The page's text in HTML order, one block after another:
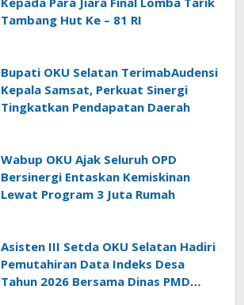
Tambang Hut Ke – 81 RI
Bupati OKU Selatan TerimabAudensi
Kepala Samsat, Perkuat Sinergi
Tingkatkan Pendapatan Daerah
Wabup OKU Ajak Seluruh OPD
Bersinergi Entaskan Kemiskinan
Lewat Program 3 Juta Rumah
Asisten III Setda OKU Selatan Hadiri
Pemutahiran Data Indeks Desa
Tahun 2026 Bersama Dinas PMD